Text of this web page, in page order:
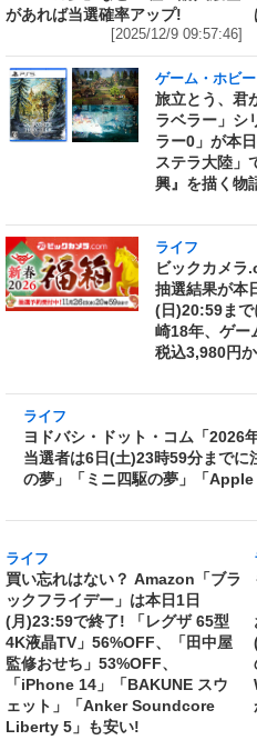
があれば当選確率アップ!
[2025/12/9 09:57:46]
ゲーム・ホビー
旅立とう、君
ラベラー」シ
ラー0」が本
ステラ大陸」
興』を描く物
ライフ
ビックカメラ
抽選結果が本
(日)20:59まで
崎18年、ゲー
税込3,980円
ヨドバシ・ド
箱」の抽選結
までに注文を
「ミニ四駆
種
ライフ